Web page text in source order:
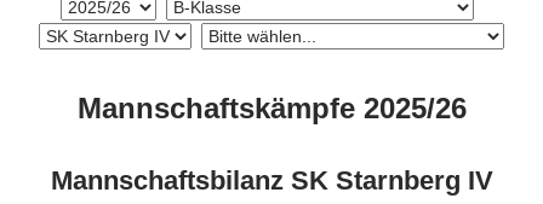
Mannschaftskämpfe 2025/26
Mannschaftsbilanz SK Starnberg IV